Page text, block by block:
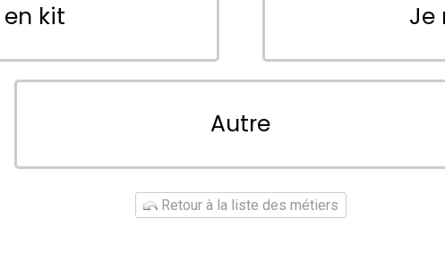
kit Je
Autre
Retour à la liste des métiers